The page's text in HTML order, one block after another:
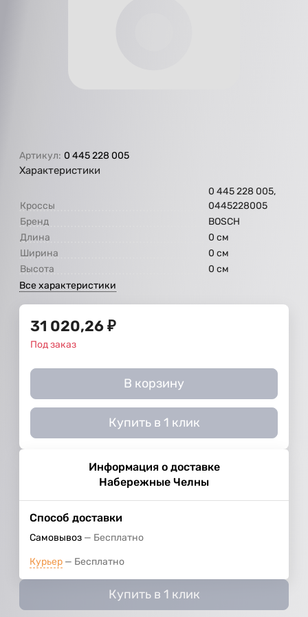
Артикул: 0 445 228 005
Характеристики
Кроссы
0 445 228 005,
0445228005
Бренд
BOSCH
Длина
0 см
Ширина
0 см
Высота
0 см
Все характеристики
31 020,26 ₽
Под заказ
В корзину
Купить в 1 клик
Информация о доставке
Набережные Челны
Способ доставки
Самовывоз Бесплатно
Курьер Бесплатно
Купить в 1 клик